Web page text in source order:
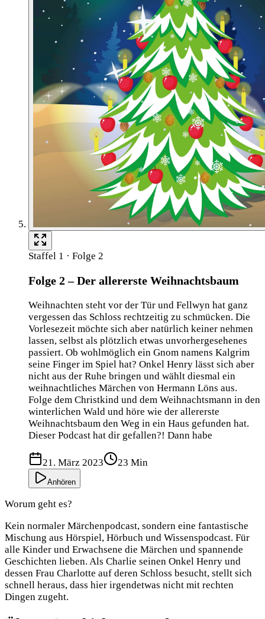
Staffel 1 · Folge 2
Folge 2 – Der allererste Weihnachtsbaum
Weihnachten steht vor der Tür und Fellwyn hat ganz
vergessen das Schloss rechtzeitig zu schmücken. Die
Vorlesezeit möchte sich aber natürlich keiner nehmen
lassen, selbst als plötzlich etwas unvorhergesehenes
passiert. Ob wohlmöglich ein Gnom namens Kalgrim
seine Finger im Spiel hat? Onkel Henry lässt sich aber
nicht aus der Ruhe bringen und wählt diesmal ein
weihnachtliches Märchen von Hermann Löns aus.
Folge dem Christkind und dem Weihnachtsmann in den
winterlichen Wald und höre wie der allererste
Weihnachtsbaum den Weg in ein Haus gefunden hat.
Dieser Podcast hat dir gefallen?! Dann habe
21. März 2023 23 Min
Anhören
Worum geht es?
Kein normaler Märchenpodcast, sondern eine fantastische
Mischung aus Hörspiel, Hörbuch und Wissenspodcast. Für
alle Kinder und Erwachsene die Märchen und spannende
Geschichten lieben. Als Charlie seinen Onkel Henry und
dessen Frau Charlotte auf deren Schloss besucht, stellt sich
schnell heraus, dass hier irgendetwas nicht mit rechten
Dingen zugeht.